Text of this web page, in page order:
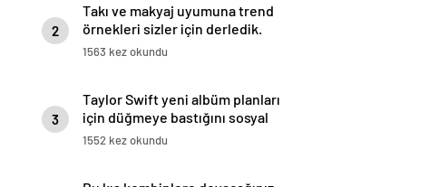
2
Takı ve makyaj uyumuna trend
örnekleri sizler için derledik.
1563 kez okundu
3
Taylor Swift yeni albüm planları
için düğmeye bastığını sosyal
medyadan duyurdu!
1552 kez okundu